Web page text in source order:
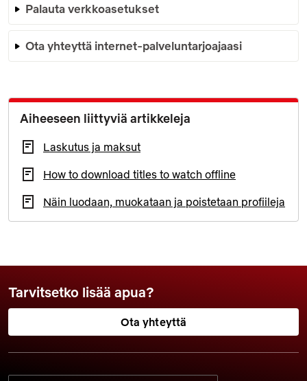
Palauta verkkoasetukset
Ota yhteyttä internet-palveluntarjoajaasi
Aiheeseen liittyviä artikkeleja
Laskutus ja maksut
How to download titles to watch offline
Näin luodaan, muokataan ja poistetaan profiileja
Tarvitsetko lisää apua?
Ota yhteyttä